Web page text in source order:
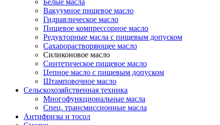
Белые масла
Вакуумное пищевое масло
Гидравлическое масло
Пищевое компрессорное масло
Редукторные масла с пищевым допуском
Сахарорастворяющее масло
Силиконовое масло
Синтетическое пищевое масло
Цепное масло с пищевым допуском
Штамповочное масло
Сельскохозяйственная техника
Многофункциональные масла
Спец. трансмиссионные масла
Антифризы и тосол